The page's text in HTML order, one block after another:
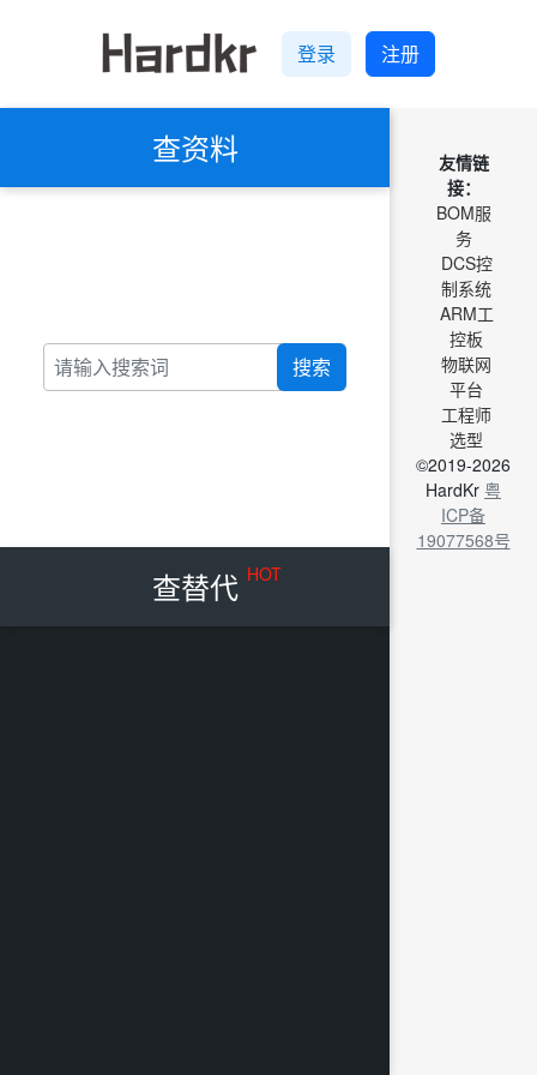
登录 注册
查资料
搜索
查替代 HOT
友情链
接：
BOM服
务
DCS控
制系统
ARM工
控板
物联网
平台
工程师
选型
©2019-2026
HardKr 粤
ICP备
19077568号